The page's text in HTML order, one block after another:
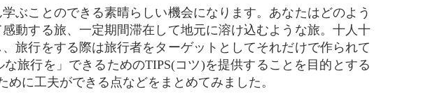
動する旅、一定期間滞在して地元に溶け込むような旅。十人十
旅行をする際は旅行者をターゲットとしてそれだけで作られて
旅行を」できるためのTIPS(コツ)を提供することを目的とする
に工夫ができる点などをまとめてみました。